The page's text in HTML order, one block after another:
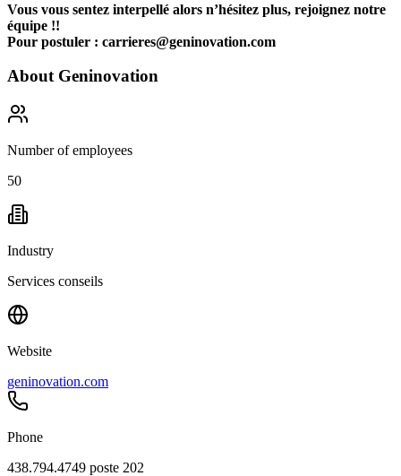
Vous vous sentez interpellé alors n’hésitez plus, rejoignez notre
équipe !!
Pour postuler : carrieres@geninovation.com
About Geninovation
Number of employees
50
Industry
Services conseils
Website
geninovation.com
Phone
438.794.4749 poste 202